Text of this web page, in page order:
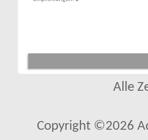
Alle
Copyright ©2026